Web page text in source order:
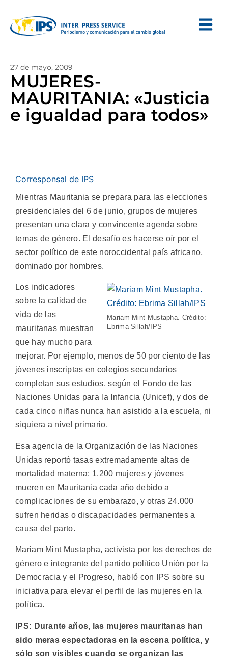
27 de mayo, 2009
MUJERES-
MAURITANIA: «Justicia
e igualdad para todos»
Corresponsal de IPS
Mientras Mauritania se prepara para las elecciones
presidenciales del 6 de junio, grupos de mujeres
presentan una clara y convincente agenda sobre
temas de género. El desafío es hacerse oír por el
sector político de este noroccidental país africano,
dominado por hombres.
Mariam Mint Mustapha. Crédito:
Ebrima Sillah/IPS
Los indicadores
sobre la calidad de
vida de las
mauritanas muestran
que hay mucho para
mejorar. Por ejemplo, menos de 50 por ciento de las
jóvenes inscriptas en colegios secundarios
completan sus estudios, según el Fondo de las
Naciones Unidas para la Infancia (Unicef), y dos de
cada cinco niñas nunca han asistido a la escuela, ni
siquiera a nivel primario.
Esa agencia de la Organización de las Naciones
Unidas reportó tasas extremadamente altas de
mortalidad materna: 1.200 mujeres y jóvenes
mueren en Mauritania cada año debido a
complicaciones de su embarazo, y otras 24.000
sufren heridas o discapacidades permanentes a
causa del parto.
Mariam Mint Mustapha, activista por los derechos de
género e integrante del partido político Unión por la
Democracia y el Progreso, habló con IPS sobre su
iniciativa para elevar el perfil de las mujeres en la
política.
IPS: Durante años, las mujeres mauritanas han
sido meras espectadoras en la escena política, y
sólo son visibles cuando se organizan las